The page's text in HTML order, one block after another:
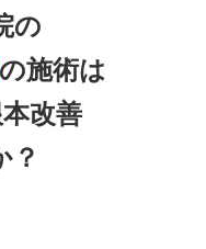
の
の施術は
改善
？